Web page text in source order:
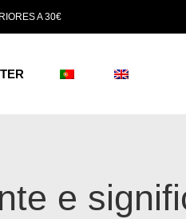
A 30€
e